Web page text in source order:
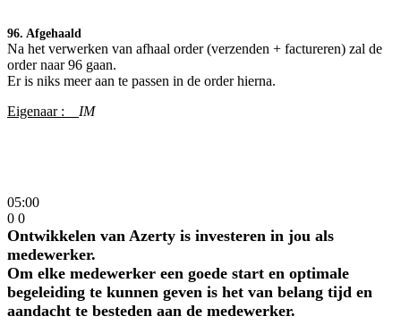
96. Afgehaald
Na het verwerken van afhaal order (verzenden + factureren) zal de
order naar 96 gaan.
Er is niks meer aan te passen in de order hierna.
Eigenaar :
IM
05:00
0 0
Ontwikkelen van Azerty is investeren in jou als
medewerker.
Om elke medewerker een goede start en optimale
begeleiding te kunnen geven is het van belang tijd en
aandacht te besteden aan de medewerker.